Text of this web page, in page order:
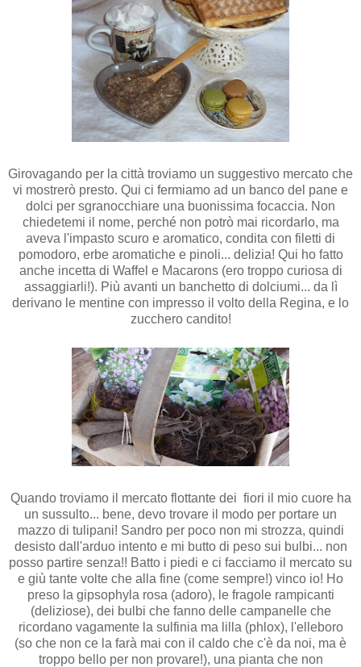
Girovagando per la città troviamo un suggestivo mercato che
vi mostrerò presto. Qui ci fermiamo ad un banco del pane e
dolci per sgranocchiare una buonissima focaccia. Non
chiedetemi il nome, perché non potrò mai ricordarlo, ma
aveva l'impasto scuro e aromatico, condita con filetti di
pomodoro, erbe aromatiche e pinoli... delizia! Qui ho fatto
anche incetta di Waffel e Macarons (ero troppo curiosa di
assaggiarli!). Più avanti un banchetto di dolciumi... da lì
derivano le mentine con impresso il volto della Regina, e lo
zucchero candito!
Quando troviamo il mercato flottante dei fiori il mio cuore ha
un sussulto... bene, devo trovare il modo per portare un
mazzo di tulipani! Sandro per poco non mi strozza, quindi
desisto dall'arduo intento e mi butto di peso sui bulbi... non
posso partire senza!! Batto i piedi e ci facciamo il mercato su
e giù tante volte che alla fine (come sempre!) vinco io! Ho
preso la gipsophyla rosa (adoro), le fragole rampicanti
(deliziose), dei bulbi che fanno delle campanelle che
ricordano vagamente la sulfinia ma lilla (phlox), l'elleboro
(so che non ce la farà mai con il caldo che c'è da noi, ma è
troppo bello per non provare!), una pianta che non